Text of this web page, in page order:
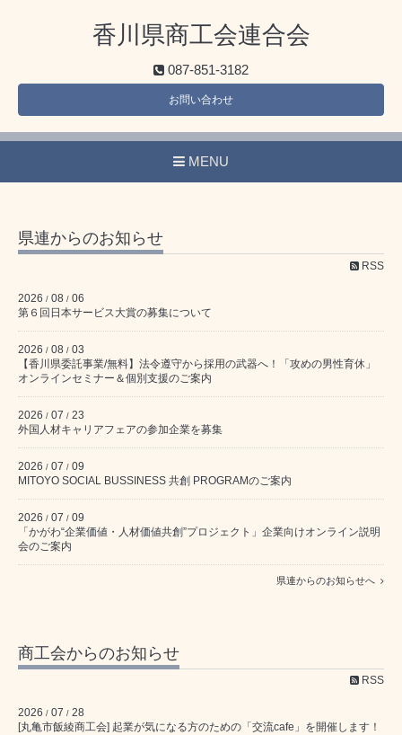
香川県商工会連合会
087-851-3182
お問い合わせ
MENU
県連からのお知らせ
RSS
2026 / 08 / 06
第６回日本サービス大賞の募集について
2026 / 08 / 03
【香川県委託事業/無料】法令遵守から採用の武器へ！「攻めの男性育休」
オンラインセミナー＆個別支援のご案内
2026 / 07 / 23
外国人材キャリアフェアの参加企業を募集
2026 / 07 / 09
MITOYO SOCIAL BUSSINESS 共創 PROGRAMのご案内
2026 / 07 / 09
「かがわ“企業価値・人材価値共創”プロジェクト」企業向けオンライン説明
会のご案内
県連からのお知らせへ
商工会からのお知らせ
RSS
2026 / 07 / 28
[丸亀市飯綾商工会] 起業が気になる方のための「交流cafe」を開催します！